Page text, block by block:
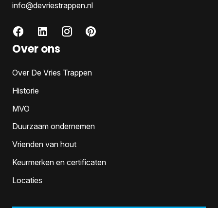
Over ons
Over De Vries Trappen
Historie
MVO
Duurzaam ondernemen
Vrienden van hout
Keurmerken en certificaten
Locaties
info@devriestrappen.nl